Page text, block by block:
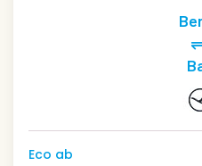
Eco ab